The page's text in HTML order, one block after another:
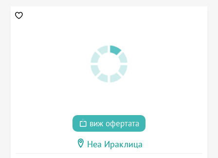
виж офертата
Неа Ираклица